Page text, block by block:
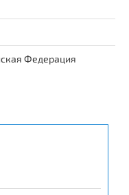
Федерация